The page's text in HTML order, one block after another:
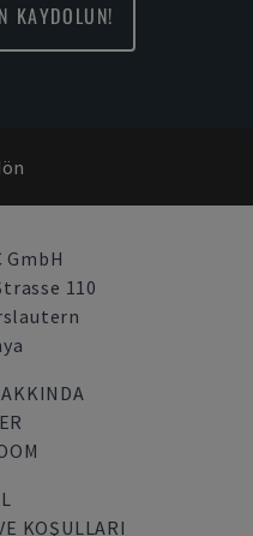
KAYDOLUN!
GmbH
110
KOŞULLARI